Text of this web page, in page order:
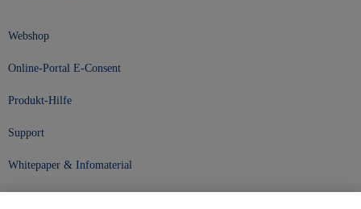
Webshop
Online-Portal E-Consent
Produkt-Hilfe
Support
Whitepaper & Infomaterial